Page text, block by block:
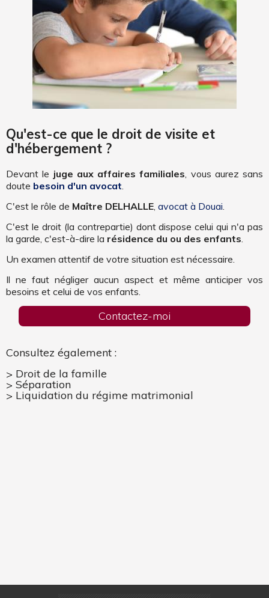
Qu'est-ce que le droit de visite et
d'hébergement ?
Devant le juge aux affaires familiales, vous aurez sans
doute besoin d'un avocat.
C'est le rôle de Maître DELHALLE, avocat à Douai.
C'est le droit (la contrepartie) dont dispose celui qui n'a pas
la garde, c'est-à-dire la résidence du ou des enfants.
Un examen attentif de votre situation est nécessaire.
Il ne faut négliger aucun aspect et même anticiper vos
besoins et celui de vos enfants.
Contactez-moi
Consultez également :
Droit de la famille
Séparation
Liquidation du régime matrimonial